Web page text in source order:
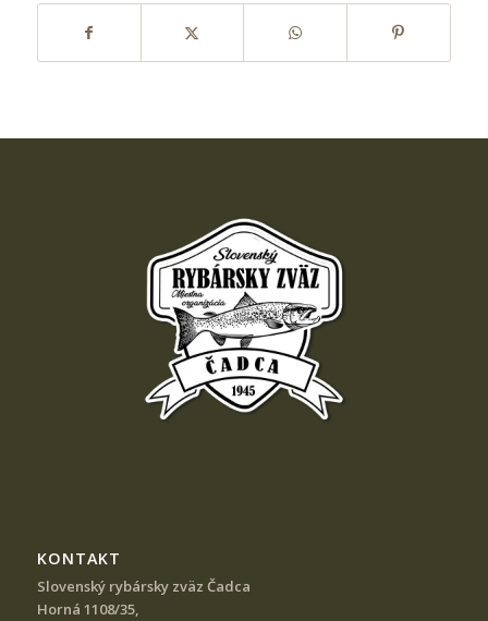
KONTAKT
Slovenský rybársky zväz Čadca
Horná 1108/35,